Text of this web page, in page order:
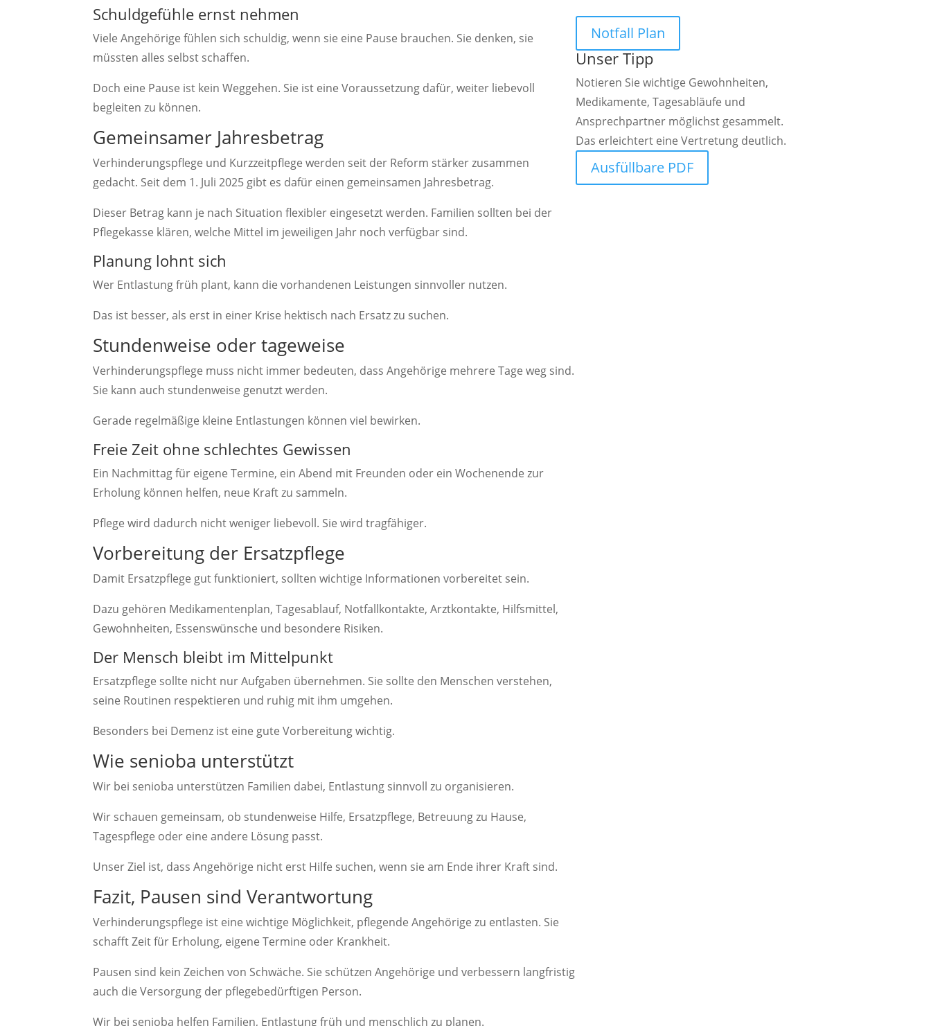
Schuldgefühle ernst nehmen
Viele Angehörige fühlen sich schuldig, wenn sie eine Pause brauchen. Sie denken, sie
müssten alles selbst schaffen.
Doch eine Pause ist kein Weggehen. Sie ist eine Voraussetzung dafür, weiter liebevoll
begleiten zu können.
Gemeinsamer Jahresbetrag
Verhinderungspflege und Kurzzeitpflege werden seit der Reform stärker zusammen
gedacht. Seit dem 1. Juli 2025 gibt es dafür einen gemeinsamen Jahresbetrag.
Dieser Betrag kann je nach Situation flexibler eingesetzt werden. Familien sollten bei der
Pflegekasse klären, welche Mittel im jeweiligen Jahr noch verfügbar sind.
Planung lohnt sich
Wer Entlastung früh plant, kann die vorhandenen Leistungen sinnvoller nutzen.
Das ist besser, als erst in einer Krise hektisch nach Ersatz zu suchen.
Stundenweise oder tageweise
Verhinderungspflege muss nicht immer bedeuten, dass Angehörige mehrere Tage weg sind.
Sie kann auch stundenweise genutzt werden.
Gerade regelmäßige kleine Entlastungen können viel bewirken.
Freie Zeit ohne schlechtes Gewissen
Ein Nachmittag für eigene Termine, ein Abend mit Freunden oder ein Wochenende zur
Erholung können helfen, neue Kraft zu sammeln.
Pflege wird dadurch nicht weniger liebevoll. Sie wird tragfähiger.
Vorbereitung der Ersatzpflege
Damit Ersatzpflege gut funktioniert, sollten wichtige Informationen vorbereitet sein.
Dazu gehören Medikamentenplan, Tagesablauf, Notfallkontakte, Arztkontakte, Hilfsmittel,
Gewohnheiten, Essenswünsche und besondere Risiken.
Der Mensch bleibt im Mittelpunkt
Ersatzpflege sollte nicht nur Aufgaben übernehmen. Sie sollte den Menschen verstehen,
seine Routinen respektieren und ruhig mit ihm umgehen.
Besonders bei Demenz ist eine gute Vorbereitung wichtig.
Wie senioba unterstützt
Wir bei senioba unterstützen Familien dabei, Entlastung sinnvoll zu organisieren.
Wir schauen gemeinsam, ob stundenweise Hilfe, Ersatzpflege, Betreuung zu Hause,
Tagespflege oder eine andere Lösung passt.
Unser Ziel ist, dass Angehörige nicht erst Hilfe suchen, wenn sie am Ende ihrer Kraft sind.
Fazit, Pausen sind Verantwortung
Verhinderungspflege ist eine wichtige Möglichkeit, pflegende Angehörige zu entlasten. Sie
schafft Zeit für Erholung, eigene Termine oder Krankheit.
Pausen sind kein Zeichen von Schwäche. Sie schützen Angehörige und verbessern langfristig
auch die Versorgung der pflegebedürftigen Person.
Wir bei senioba helfen Familien, Entlastung früh und menschlich zu planen.
Notfall Plan
Unser Tipp
Notieren Sie wichtige Gewohnheiten,
Medikamente, Tagesabläufe und
Ansprechpartner möglichst gesammelt.
Das erleichtert eine Vertretung deutlich.
Ausfüllbare PDF